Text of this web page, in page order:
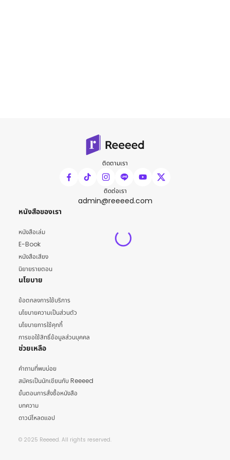
ติดตามเรา
ติดต่อเรา
admin@reeeed.com
หนังสือของเรา
หนังสือเล่ม
E-Book
หนังสือเสียง
นิยายรายตอน
นโยบาย
ข้อตกลงการใช้บริการ
นโยบายความเป็นส่วนตัว
นโยบายการใช้คุกกี้
การขอใช้สิทธิ์ข้อมูลส่วนบุคคล
ช่วยเหลือ
คำถามที่พบบ่อย
สมัครเป็นนักเขียนกับ Reeeed
ขั้นตอนการสั่งซื้อหนังสือ
บทความ
ดาวน์โหลดแอป
© 2025 Reeeed. All rights reserved.